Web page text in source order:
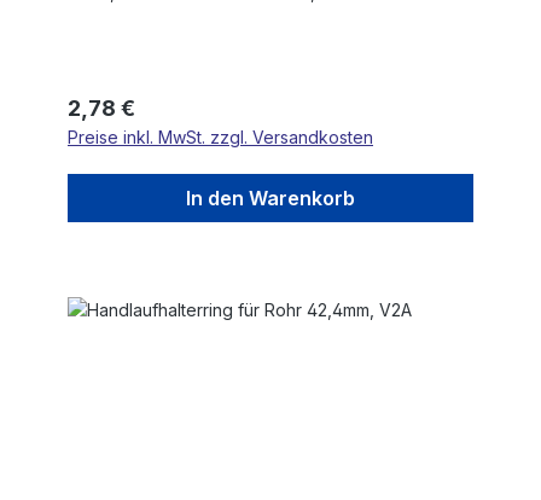
Regulärer Preis:
2,78 €
Preise inkl. MwSt. zzgl. Versandkosten
In den Warenkorb